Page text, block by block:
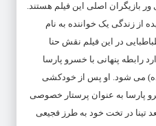
ور بازیگران اصلی این فیلم هستند.
از زندگی یک خواننده به نام
در این فیلم نقش حنا
رابطه پنهانی با خسرو پارسا
می شود. او پس از خودکشی
پارسا به عنوان پرستار خصوصی
تینا در تخت خود به طرز فجیعی